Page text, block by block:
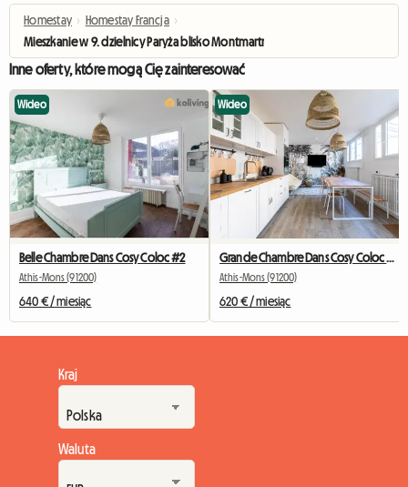
Homestay › Homestay Francja ›
Mieszkanie w 9. dzielnicy Paryża blisko Montmartre / Moulin Rouge
Inne oferty, które mogą Cię zainteresować
Wideo
Belle Chambre Dans Cosy Coloc #2
Athis-Mons (91200)
640 € / miesiąc
Wideo
Grande Chambre Dans Cosy Coloc #5 New York près d'olry
Athis-Mons (91200)
620 € / miesiąc
Kraj
Waluta